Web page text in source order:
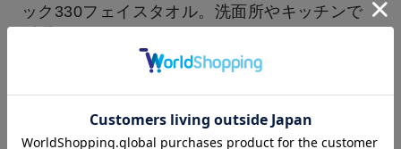
ック330フェイスタオル。洗面所やキッチンで